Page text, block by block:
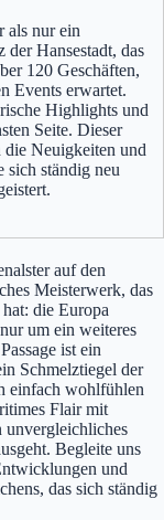
als nur ein
der Hansestadt, das
120 Geschäften,
Events erwartet.
Highlights und
Seite. Dieser
Neuigkeiten und
sich ständig neu
auf den
Meisterwerk, das
die Europa
um ein weiteres
ist ein
Schmelztiegel der
einfach wohlfühlen
Flair mit
unvergleichliches
Begleite uns
und
das sich ständig